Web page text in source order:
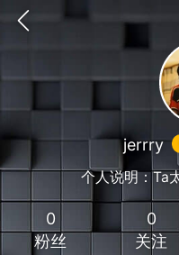
jerrry
个人说明：Ta
0
粉丝
0
关注